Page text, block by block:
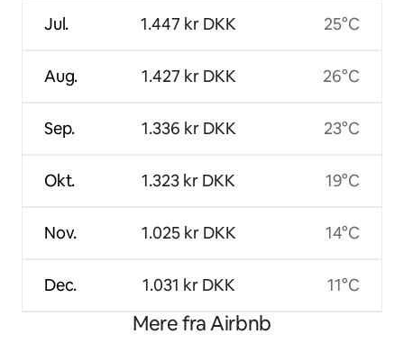
Jul.
Aug.
Sep.
Okt.
Nov.
Dec.
1.447 kr DKK
1.427 kr DKK
1.336 kr DKK
1.323 kr DKK
1.025 kr DKK
1.031 kr DKK
25°C
26°C
23°C
19°C
14°C
11°C
Mere fra Airbnb